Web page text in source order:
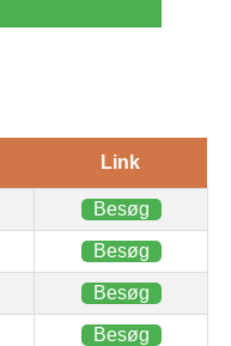
Link
Besøg
Besøg
Besøg
Besøg